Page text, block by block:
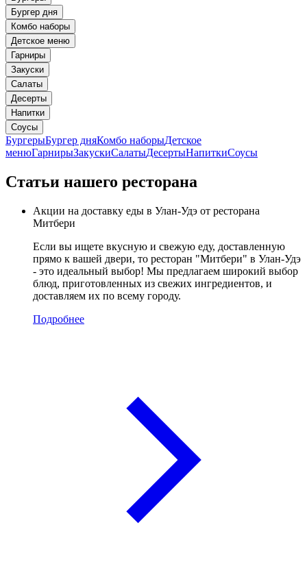
Бургер дня
Комбо наборы
Детское меню
Гарниры
Закуски
Салаты
Десерты
Напитки
Соусы
БургерыБургер дняКомбо наборыДетское
менюГарнирыЗакускиСалатыДесертыНапиткиСоусы
Статьи нашего ресторана
Акции на доставку еды в Улан-Удэ от ресторана
Митбери
Если вы ищете вкусную и свежую еду, доставленную
прямо к вашей двери, то ресторан "Митбери" в Улан-Удэ
- это идеальный выбор! Мы предлагаем широкий выбор
блюд, приготовленных из свежих ингредиентов, и
доставляем их по всему городу.
Подробнее